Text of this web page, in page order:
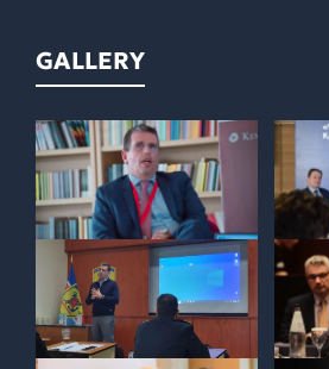
GALLERY